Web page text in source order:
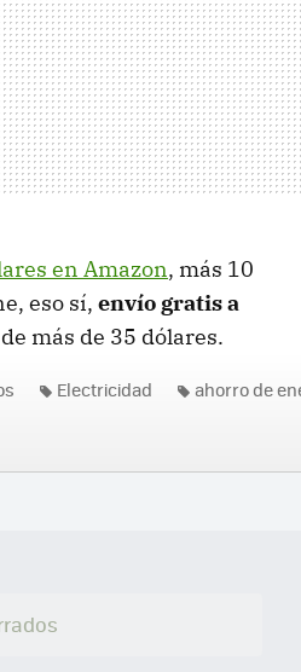
en Amazon, más 10
eso sí, envío gratis a
más de 35 dólares.
Electricidad ahorro de